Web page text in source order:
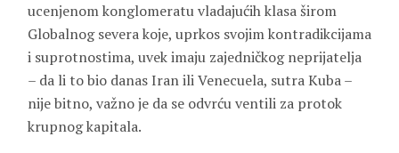
ucenjenom konglomeratu vladajućih klasa širom
Globalnog severa koje, uprkos svojim kontradikcijama
i suprotnostima, uvek imaju zajedničkog neprijatelja
– da li to bio danas Iran ili Venecuela, sutra Kuba –
nije bitno, važno je da se odvrću ventili za protok
krupnog kapitala.